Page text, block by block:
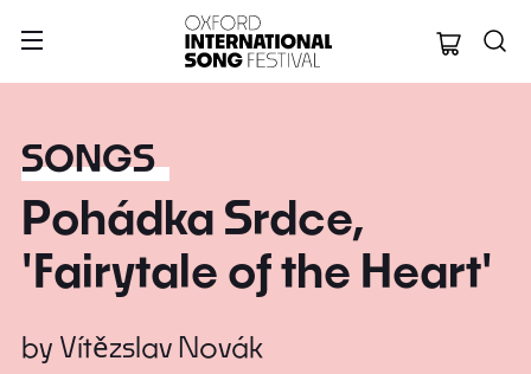
Oxford
SONGS
Pohádka Srdce,
'Fairytale of the Heart'
by Vítězslav Novák